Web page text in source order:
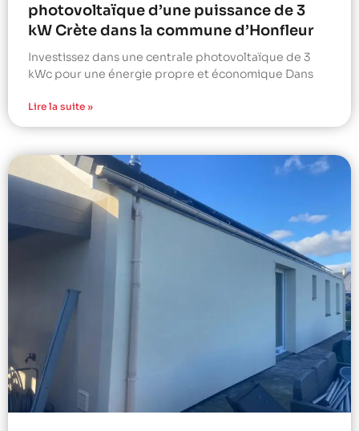
photovoltaïque d’une puissance de 3
kW Crète dans la commune d’Honfleur
Investissez dans une centrale photovoltaïque de 3
kWc pour une énergie propre et économique Dans
Lire la suite »